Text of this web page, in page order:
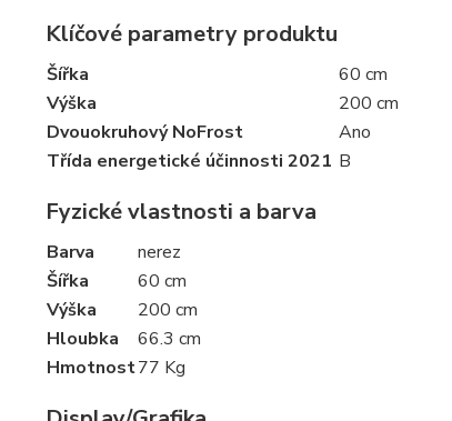
Klíčové parametry produktu
Šířka
60 cm
Výška
200 cm
Dvouokruhový NoFrost
Ano
Třída energetické účinnosti 2021 B
Fyzické vlastnosti a barva
Barva
nerez
Šířka
60 cm
Výška
200 cm
Hloubka
66.3 cm
Hmotnost77 Kg